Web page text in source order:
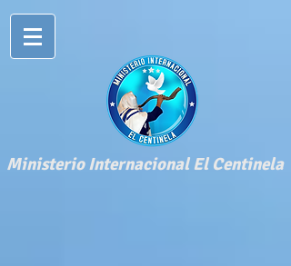
​Ministerio Internacional El Centinela​